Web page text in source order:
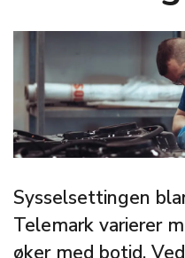
Sysselsettingen
Telemark varierer
øker med botid.